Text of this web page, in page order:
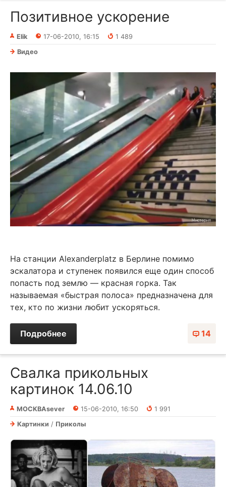
Позитивное ускорение
Elik 17-06-2010, 16:15
1 489
Видео
На станции Alexanderplatz в Берлине помимо
эскалатора и ступенек появился еще один способ
попасть под землю — красная горка. Так
называемая «быстрая полоса» предназначена для
тех, кто по жизни любит ускоряться.
14
Подробнее
Свалка прикольных
картинок 14.06.10
MOCKBAsever 15-06-2010, 16:50
1 991
Картинки / Приколы